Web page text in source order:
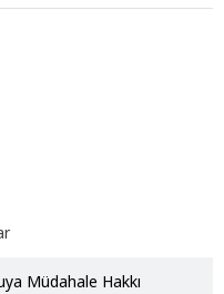
Müdahale Hakkı